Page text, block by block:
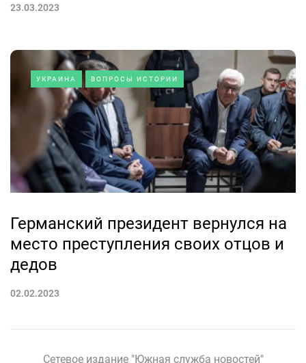
23.03.2023
УКРАИНА ВОПРОСЫ ИСТОРИИ
Германский президент вернулся на
место преступления своих отцов и
дедов
02.02.2023
Сетевое издание "Южная служба новостей"